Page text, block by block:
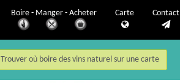
Boire - Manger - Acheter Carte Contact
Trouver où boire des vins naturel sur une carte